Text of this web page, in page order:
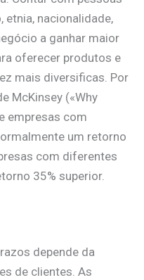
etnia, nacionalidade,
a ganhar maior
oferecer produtos e
mais diversificas. Por
McKinsey («Why
empresas com
um retorno
com diferentes
35% superior.
depende da
de clientes. As